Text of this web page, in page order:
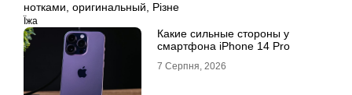
нотками, оригинальный, Різне
Їжа
Какие сильные стороны у
смартфона iPhone 14 Pro
7 Серпня, 2026